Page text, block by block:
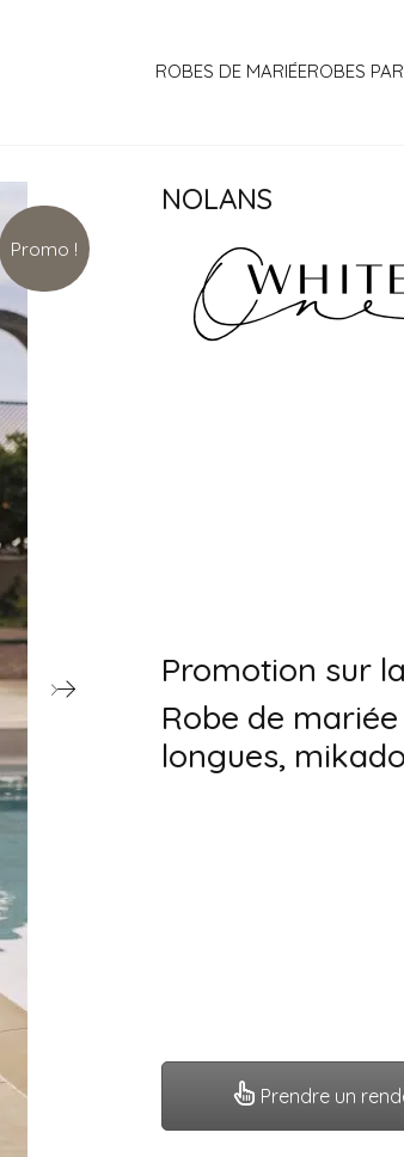
ROBES DE MARIÉEROBES
Promo !
NOLANS
Promotion sur
Robe de
longues,
Prendre un